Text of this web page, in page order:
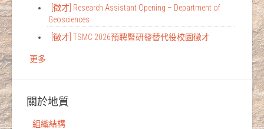
[徵才] Research Assistant Opening – Department of
Geosciences
[徵才] TSMC 2026預聘暨研發替代役校園徵才
更多
關於地質
組織結構